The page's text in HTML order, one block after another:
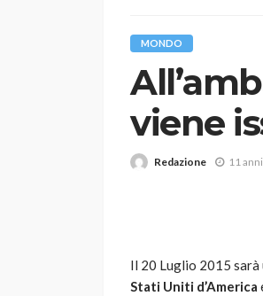
MONDO
viene
Redazione 11
Il 20 Luglio 2015
Stati Uniti d’America